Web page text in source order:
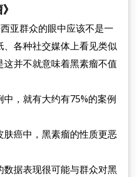
亚群众的眼中应该不是一
各种社交媒体上看见类似
并不就意味着黑素瘤不值
，就有大约有75%的案例
癌中，黑素瘤的性质更恶
据表现很可能与群众对黑